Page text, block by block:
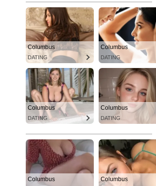
Columbus
DATING
Columbus
DATING
Columbus
DATING
Columbus
DATING
Columbus Columbus